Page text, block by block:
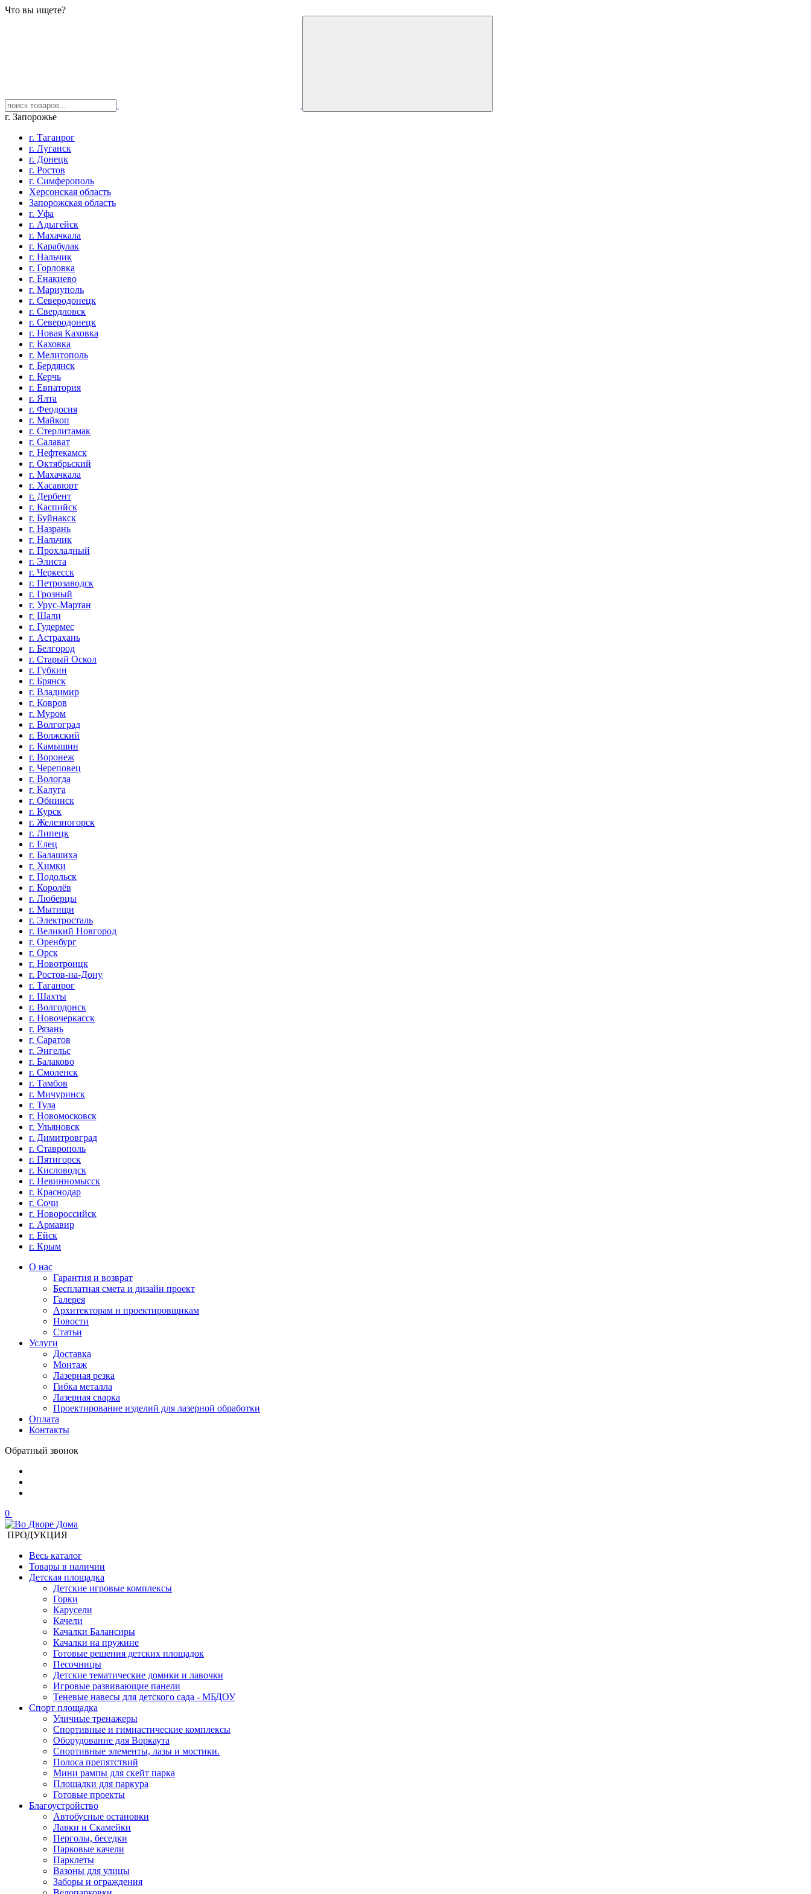
Что вы ищете?
г. Запорожье
г. Таганрог
г. Луганск
г. Донецк
г. Ростов
г. Симферополь
Херсонская область
Запорожская область
г. Уфа
г. Адыгейск
г. Махачкала
г. Карабулак
г. Нальчик
г. Горловка
г. Енакиево
г. Мариуполь
г. Северодонецк
г. Свердловск
г. Северодонецк
г. Новая Каховка
г. Каховка
г. Мелитополь
г. Бердянск
г. Керчь
г. Евпатория
г. Ялта
г. Феодосия
г. Майкоп
г. Стерлитамак
г. Салават
г. Нефтекамск
г. Октябрьский
г. Махачкала
г. Хасавюрт
г. Дербент
г. Каспийск
г. Буйнакск
г. Назрань
г. Нальчик
г. Прохладный
г. Элиста
г. Черкесск
г. Петрозаводск
г. Грозный
г. Урус-Мартан
г. Шали
г. Гудермес
г. Астрахань
г. Белгород
г. Старый Оскол
г. Губкин
г. Брянск
г. Владимир
г. Ковров
г. Муром
г. Волгоград
г. Волжский
г. Камышин
г. Воронеж
г. Череповец
г. Вологда
г. Калуга
г. Обнинск
г. Курск
г. Железногорск
г. Липецк
г. Елец
г. Балашиха
г. Химки
г. Подольск
г. Королёв
г. Люберцы
г. Мытищи
г. Электросталь
г. Великий Новгород
г. Оренбург
г. Орск
г. Новотроицк
г. Ростов-на-Дону
г. Таганрог
г. Шахты
г. Волгодонск
г. Новочеркасск
г. Рязань
г. Саратов
г. Энгельс
г. Балаково
г. Смоленск
г. Тамбов
г. Мичуринск
г. Тула
г. Новомосковск
г. Ульяновск
г. Димитровград
г. Ставрополь
г. Пятигорск
г. Кисловодск
г. Невинномысск
г. Краснодар
г. Сочи
г. Новороссийск
г. Армавир
г. Ейск
г. Крым
О нас
Гарантия и возврат
Бесплатная смета и дизайн проект
Галерея
Архитекторам и проектировщикам
Новости
Статьи
Услуги
Доставка
Монтаж
Лазерная резка
Гибка металла
Лазерная сварка
Проектирование изделий для лазерной обработки
Оплата
Контакты
Обратный звонок
0
ПРОДУКЦИЯ
Весь каталог
Товары в наличии
Детская площадка
Детские игровые комплексы
Горки
Карусели
Качели
Качалки Балансиры
Качалки на пружине
Готовые решения детских площадок
Песочницы
Детские тематические домики и лавочки
Игровые развивающие панели
Теневые навесы для детского сада - МБДОУ
Спорт площадка
Уличные тренажеры
Спортивные и гимнастические комплексы
Оборудование для Воркаута
Спортивные элементы, лазы и мостики.
Полоса препятствий
Мини рампы для скейт парка
Площадки для паркура
Готовые проекты
Благоустройство
Автобусные остановки
Лавки и Скамейки
Перголы, беседки
Парковые качели
Парклеты
Вазоны для улицы
Заборы и ограждения